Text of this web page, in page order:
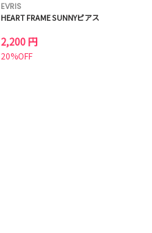
EVRIS
HEART FRAME SUNNYピアス
2,200 円
20%OFF